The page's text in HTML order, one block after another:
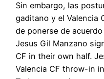
Sin embargo, las
gaditano y el Valencia
de ponerse de
Jesus Gil Manzano
CF in their own half.
Valencia CF throw-in